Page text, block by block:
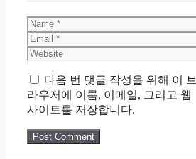
Name
Email
Website
다음 번 댓글 작성을 위해 이 브
라우저에 이름, 이메일, 그리고 웹
사이트를 저장합니다.